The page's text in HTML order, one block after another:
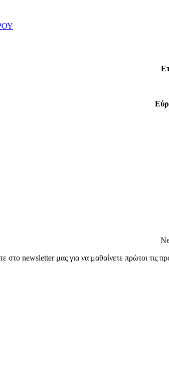
στο newsletter μας για να μαθαίνετε πρώτοι τις